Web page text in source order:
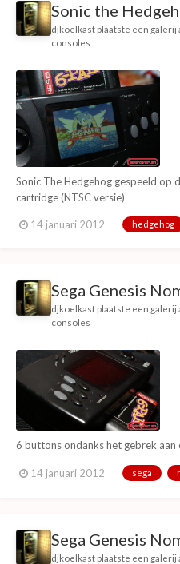
Sonic the
djkoelkast plaatste een galerij
consoles
Sonic The Hedgehog gespeeld op
cartridge (NTSC versie)
14 januari 2012 hedgehog
Sega Genesis
djkoelkast plaatste een galerij
consoles
6 buttons ondanks het gebrek
14 januari 2012 sega
Sega Genesis
djkoelkast plaatste een galerij